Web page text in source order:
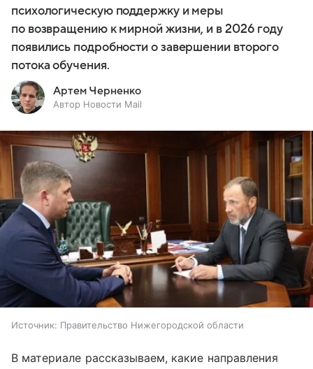
психологическую поддержку и меры
по возвращению к мирной жизни, и в 2026 году
появились подробности о завершении второго
потока обучения.
Артем Черненко
Автор Новости Mail
Источник: Правительство Нижегородской области
В материале рассказываем, какие направления